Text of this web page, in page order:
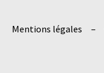
Mentions légales